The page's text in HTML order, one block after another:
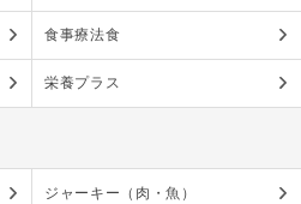
食事療法食
栄養プラス
ジャーキー（肉・魚）